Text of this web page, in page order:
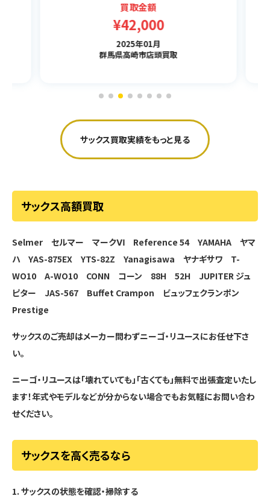
買取金額
¥42,000
2025年01月
群馬県高崎市店頭買取
サックス買取実績をもっと見る
サックス高額買取
Selmer セルマー マークⅥ Reference 54 YAMAHA ヤマ
ハ YAS-875EX YTS-82Z Yanagisawa ヤナギサワ T-
WO10 A-WO10 CONN コーン 88H 52H JUPITER ジュ
ピター JAS-567 Buffet Crampon ビュッフェクランポン
Prestige
サックスのご売却はメーカー問わずニーゴ・リユースにお任せ下さ
い。
ニーゴ・リユースは「壊れていても」「古くても」無料で出張査定いたし
ます！年式やモデルなどが分からない場合でもお気軽にお問い合わ
せください。
サックスを高く売るなら
1. サックスの状態を確認・掃除する